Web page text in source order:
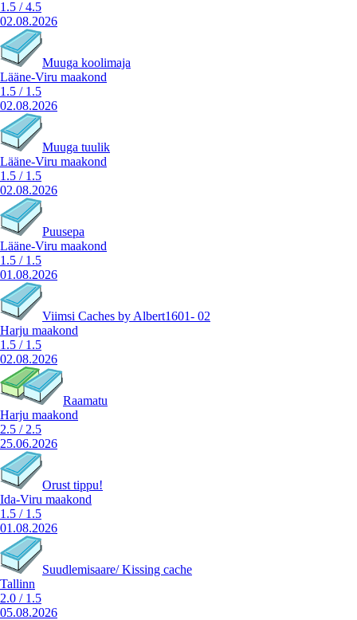
1.5 /4.5
02.08.2026
Muuga koolimaja
Lääne-Viru maakond
1.5 / 1.5
02.08.2026
Muuga tuulik
Lääne-Viru maakond
1.5 / 1.5
02.08.2026
Puusepa
Lääne-Viru maakond
1.5 / 1.5
01.08.2026
Viimsi Caches by Albert1601- 02
Harju maakond
1.5 / 1.5
02.08.2026
Raamatu
Harju maakond
2.5 / 2.5
25.06.2026
Orust tippu!
Ida-Viru maakond
1.5 / 1.5
01.08.2026
Suudlemisaare/ Kissing cache
Tallinn
2.0 / 1.5
05.08.2026